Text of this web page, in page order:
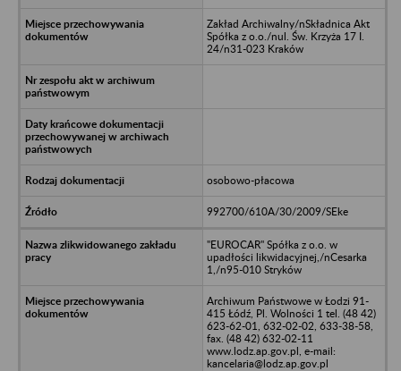
Zakład Archiwalny/nSkładnica Akt
Spółka z o.o./nul. Św. Krzyża 17 I.
24/n31-023 Kraków
osobowo-płacowa
992700/610A/30/2009/SEke
"EUROCAR" Spółka z o.o. w
upadłości likwidacyjnej,/nCesarka
1,/n95-010 Stryków
Archiwum Państwowe w Łodzi 91-
415 Łódź, Pl. Wolności 1 tel. (48 42)
623-62-01, 632-02-02, 633-38-58,
fax. (48 42) 632-02-11
www.lodz.ap.gov.pl, e-mail:
kancelaria@lodz.ap.gov.pl